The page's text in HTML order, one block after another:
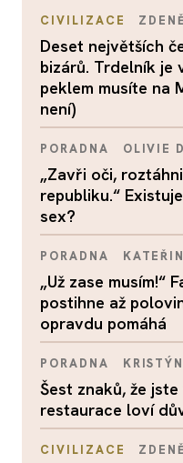
CIVILIZACE
Deset největších
bizárů. Trdelník je
peklem musíte na
není)
PORADNA OLIVIE
„Zavři oči,
republiku.“
sex?
PORADNA
„Už zase musím!“
postihne až
opravdu pomáhá
PORADNA
Šest znaků, že
restaurace loví
CIVILIZACE